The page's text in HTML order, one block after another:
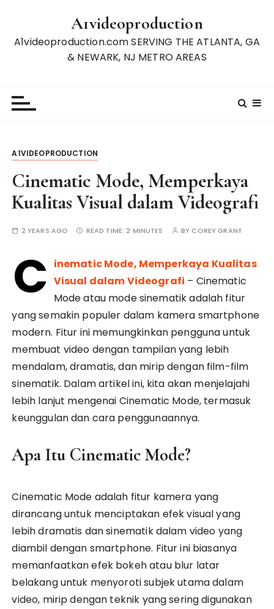
A1videoproduction
A1videoproduction.com SERVING THE ATLANTA, GA
& NEWARK, NJ METRO AREAS
A1VIDEOPRODUCTION
Cinematic Mode, Memperkaya
Kualitas Visual dalam Videografi
2 YEARS AGO READ TIME:2 MINUTES BY COREY GRANT
C inematic Mode, Memperkaya Kualitas
Visual dalam Videografi – Cinematic
Mode atau mode sinematik adalah fitur
yang semakin populer dalam kamera smartphone
modern. Fitur ini memungkinkan pengguna untuk
membuat video dengan tampilan yang lebih
mendalam, dramatis, dan mirip dengan film-film
sinematik. Dalam artikel ini, kita akan menjelajahi
lebih lanjut mengenai Cinematic Mode, termasuk
keunggulan dan cara penggunaannya.
Apa Itu Cinematic Mode?
Cinematic Mode adalah fitur kamera yang
dirancang untuk menciptakan efek visual yang
lebih dramatis dan sinematik dalam video yang
diambil dengan smartphone. Fitur ini biasanya
memanfaatkan efek bokeh atau blur latar
belakang untuk menyoroti subjek utama dalam
video, mirip dengan teknik yang sering digunakan